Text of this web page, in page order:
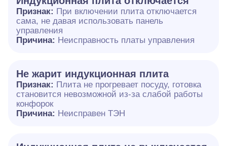
Признак: При включении плита отключается
сама, не давая использовать панель
управления
Причина: Неисправность платы управления
Не жарит индукционная плита
Признак: Плита не прогревает посуду, готовка
становится невозможной из-за слабой работы
конфорок
Причина: Неисправен ТЭН